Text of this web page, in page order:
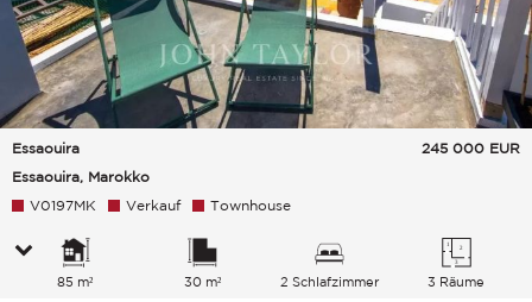
Essaouira
Essaouira, Marokko
245 000 EUR
V0197MK Verkauf Townhouse
85 m² 30 m² 2 Schlafzimmer 3 Räume